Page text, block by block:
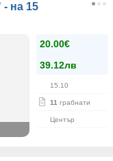
на 15
20.00€
39.12лв
15.10
11 грабнати
Център